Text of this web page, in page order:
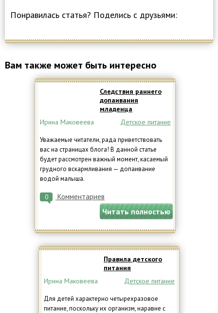
Понравилась статья? Поделись с друзьями:
Вам также может быть интересно
Следствия раннего
допаивания
младенца
Ирина Маковеева
Детское питание
Уважаемые читатели, рада приветствовать
вас на страницах блога! В данной статье
будет рассмотрен важный момент, касаемый
грудного вскармливания — допаивание
водой малыша.
0 Комментариев
Читать полностью
Правила детского
питания
Ирина Маковеева
Детское питание
Для детей характерно четырехразовое
питание, поскольку их организм, наравне с